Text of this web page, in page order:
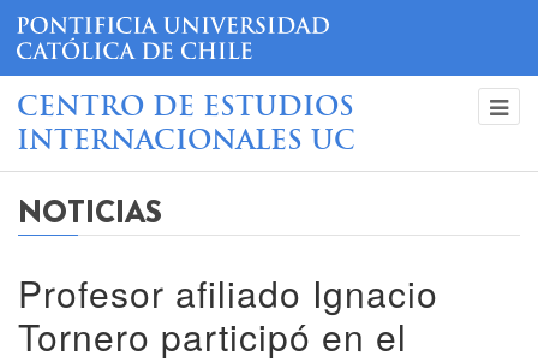
CENTRO DE ESTUDIOS
INTERNACIONALES UC
NOTICIAS
Profesor afiliado Ignacio
Tornero participó en el